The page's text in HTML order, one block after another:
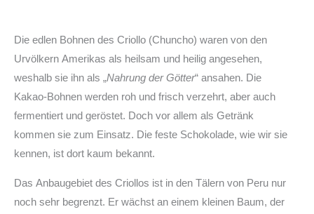
Die edlen Bohnen des Criollo (Chuncho) waren von den
Urvölkern Amerikas als heilsam und heilig angesehen,
weshalb sie ihn als „Nahrung der Götter“ ansahen. Die
Kakao-Bohnen werden roh und frisch verzehrt, aber auch
fermentiert und geröstet. Doch vor allem als Getränk
kommen sie zum Einsatz. Die feste Schokolade, wie wir sie
kennen, ist dort kaum bekannt.
Das Anbaugebiet des Criollos ist in den Tälern von Peru nur
noch sehr begrenzt. Er wächst an einem kleinen Baum, der